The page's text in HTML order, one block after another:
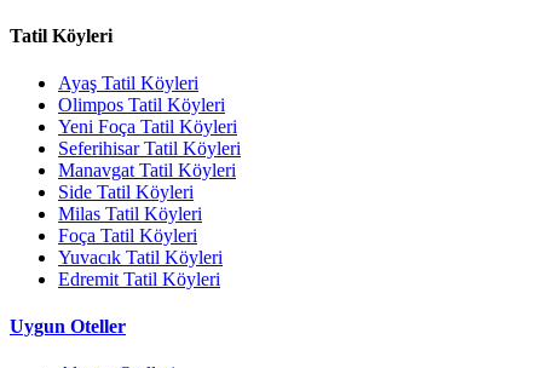
Tatil Köyleri
Ayaş Tatil Köyleri
Olimpos Tatil Köyleri
Yeni Foça Tatil Köyleri
Seferihisar Tatil Köyleri
Manavgat Tatil Köyleri
Side Tatil Köyleri
Milas Tatil Köyleri
Foça Tatil Köyleri
Yuvacık Tatil Köyleri
Edremit Tatil Köyleri
Uygun Oteller